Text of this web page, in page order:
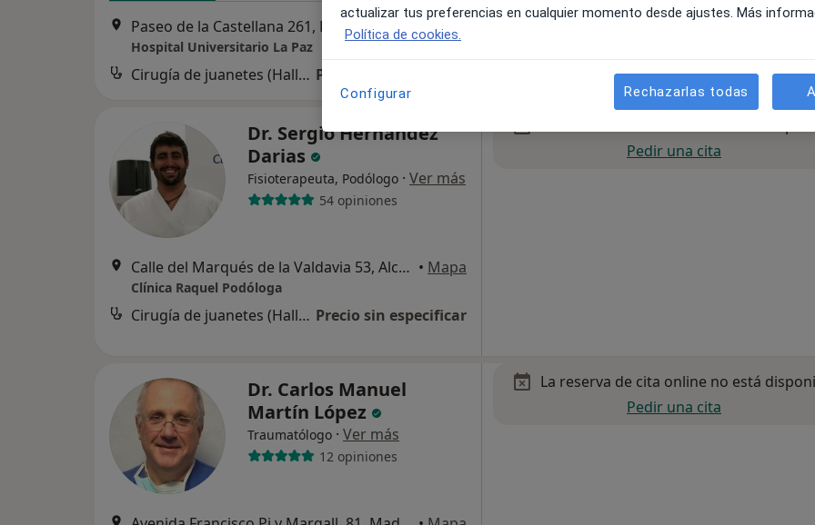
Paseo de la Castellana 261, Madrid• Mapa
Hospital Universitario La Paz
Cirugía de juanetes (Hallux valgus) Precio sin especificar
Dr. Sergio Hernández
Darias
Fisioterapeuta, Podólogo · Ver más
54 opiniones
Calle del Marqués de la Valdavia 53, Alcobendas • Mapa
Clínica Raquel Podóloga
Cirugía de juanetes (Hallux valgus) Precio sin especificar
Pedir una cita
Dr. Carlos Manuel
Martín López
Traumatólogo · Ver más
12 opiniones
La reserva de cita online no está
Pedir una cita
actualizar tus preferencias en cualquier momento desde ajustes. Más
Política de cookies.
Configurar Rechazarlas todas